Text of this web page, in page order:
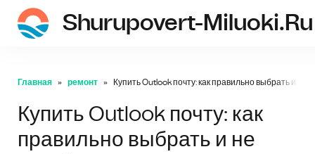
Shurupovert-Miluoki.ru
Главная ремонт Купить Outlook почту: как правильно выбрать и не
Купить Outlook почту: как
правильно выбрать и не